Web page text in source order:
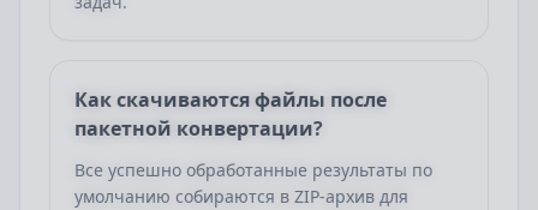
Как скачиваются файлы после
пакетной конвертации?
Все успешно обработанные результаты по
умолчанию собираются в ZIP-архив для